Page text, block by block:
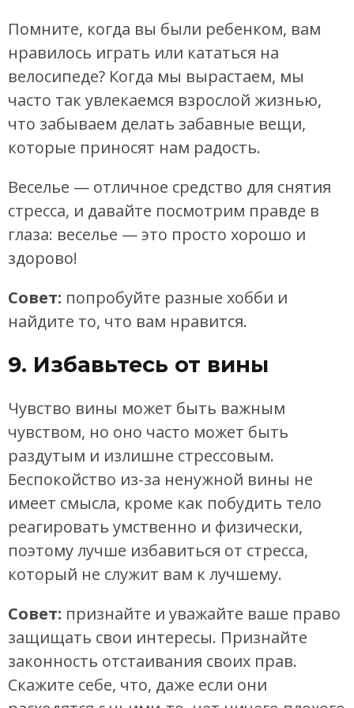
Помните, когда вы были ребенком, вам
нравилось играть или кататься на
велосипеде? Когда мы вырастаем, мы
часто так увлекаемся взрослой жизнью,
что забываем делать забавные вещи,
которые приносят нам радость.
Веселье — отличное средство для снятия
стресса, и давайте посмотрим правде в
глаза: веселье — это просто хорошо и
здорово!
Совет: попробуйте разные хобби и
найдите то, что вам нравится.
9. Избавьтесь от вины
Чувство вины может быть важным
чувством, но оно часто может быть
раздутым и излишне стрессовым.
Беспокойство из-за ненужной вины не
имеет смысла, кроме как побудить тело
реагировать умственно и физически,
поэтому лучше избавиться от стресса,
который не служит вам к лучшему.
Совет: признайте и уважайте ваше право
защищать свои интересы. Признайте
законность отстаивания своих прав.
Скажите себе, что, даже если они